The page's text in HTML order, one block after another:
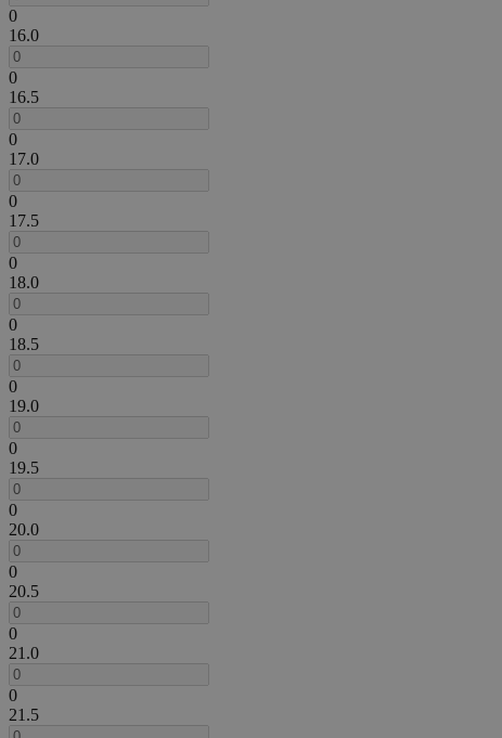
0
16.0
0
16.5
0
17.0
0
17.5
0
18.0
0
18.5
0
19.0
0
19.5
0
20.0
0
20.5
0
21.0
0
21.5